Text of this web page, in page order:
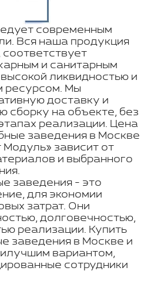
современным
Вся наша продукция
и санитарным
ликвидностью и
ресурсом. Мы
доставку и
сборку на объекте, без
реализации. Цена
заведения в Москве
зависит от
и выбранного
заведения - это
для экономии
затрат. Они
долговечностью,
реализации. Купить
заведения в Москве и
вариантом,
сотрудники